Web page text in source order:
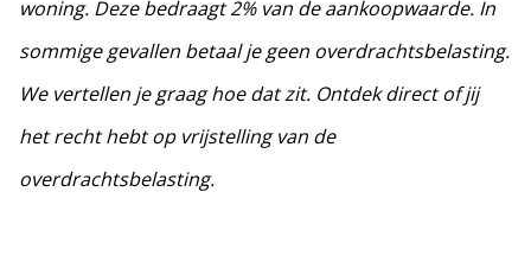
woning. Deze bedraagt 2% van de aankoopwaarde. In
sommige gevallen betaal je geen overdrachtsbelasting.
We vertellen je graag hoe dat zit. Ontdek direct of jij
het recht hebt op vrijstelling van de
overdrachtsbelasting.